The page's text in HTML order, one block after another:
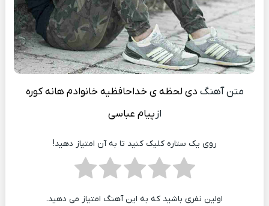
متن آهنگ دی لحظه ی خداحافظیه خانوادم هانه کوره
از پیام عباسی
روی یک ستاره کلیک کنید تا به آن امتیاز دهید!
اولین نفری باشید که به این آهنگ امتیاز می دهید.